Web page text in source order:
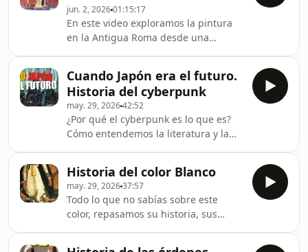
Nápoles, entonces parte de la
Monarquía Hispánica, donde se
convirtió en uno de los artistas más
influyentes de su tiempo. En este
vídeo exploramos su biografía, el
contexto histórico de
jun. 2, 202601:15:17
En este video exploramos la pintura
en la Antigua Roma desde una
hasta la propaganda imperial de
Augusto, analizamos cómo los
romanos utilizaron el arte para
construir poder, manipular emociones
y transformar la percepción de la
realidad. ¿Qué significaba realmente
la belleza para los romanos? ¿Por qué
llenaban sus casas de
Cuando Japón era el futuro.
Historia del cyberpunk
may. 29, 202642:52
¿Por qué el cyberpunk es lo que es?
Cómo entendemos la literatura y la
Historia del color Blanco
may. 29, 202637:57
Todo lo que no sabías sobre este
color, repasamos su historia, sus